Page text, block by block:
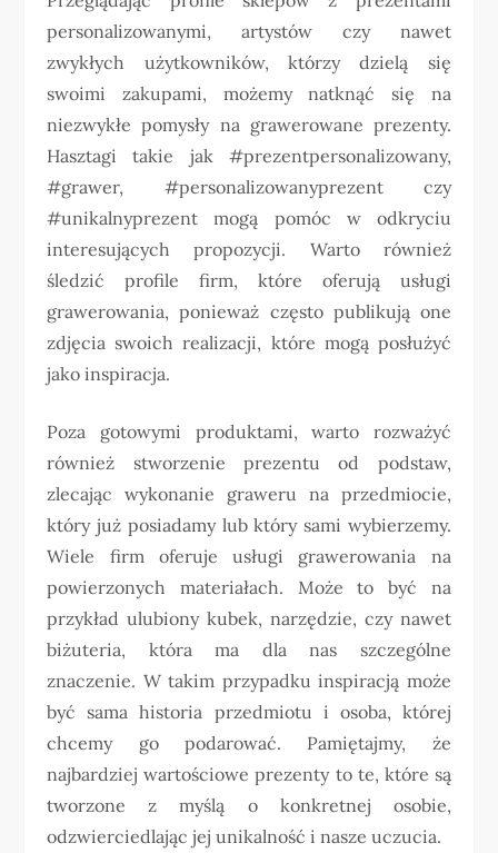
personalizowanymi, artystów czy nawet
zwykłych użytkowników, którzy dzielą się
swoimi zakupami, możemy natknąć się na
niezwykłe pomysły na grawerowane prezenty.
Hasztagi takie jak #prezentpersonalizowany,
#grawer, #personalizowanyprezent czy
#unikalnyprezent mogą pomóc w odkryciu
interesujących propozycji. Warto również
śledzić profile firm, które oferują usługi
grawerowania, ponieważ często publikują one
zdjęcia swoich realizacji, które mogą posłużyć
jako inspiracja.
Poza gotowymi produktami, warto rozważyć
również stworzenie prezentu od podstaw,
zlecając wykonanie graweru na przedmiocie,
który już posiadamy lub który sami wybierzemy.
Wiele firm oferuje usługi grawerowania na
powierzonych materiałach. Może to być na
przykład ulubiony kubek, narzędzie, czy nawet
biżuteria, która ma dla nas szczególne
znaczenie. W takim przypadku inspiracją może
być sama historia przedmiotu i osoba, której
chcemy go podarować. Pamiętajmy, że
najbardziej wartościowe prezenty to te, które są
tworzone z myślą o konkretnej osobie,
odzwierciedlając jej unikalność i nasze uczucia.